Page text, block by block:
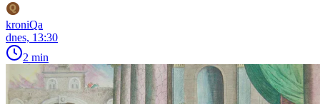
kroniQa
dnes, 13:30
2 min